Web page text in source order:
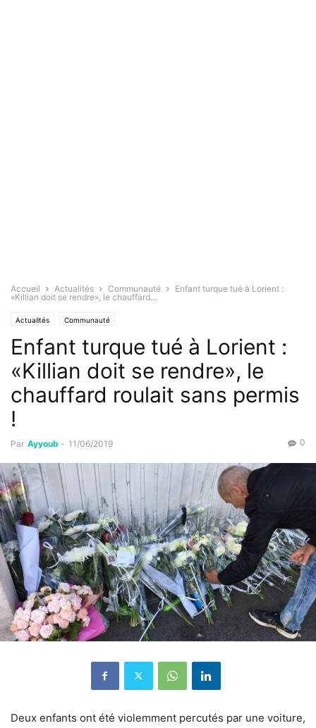
Accueil Actualités Communauté
Enfant turque tué à Lorient :
«Killian doit se rendre», le chauffard...
Actualités Communauté
Enfant turque tué à Lorient :
«Killian doit se rendre», le
chauffard roulait sans permis
!
Par Ayyoub - 11/06/2019 0
Deux enfants ont été violemment percutés par une voiture,